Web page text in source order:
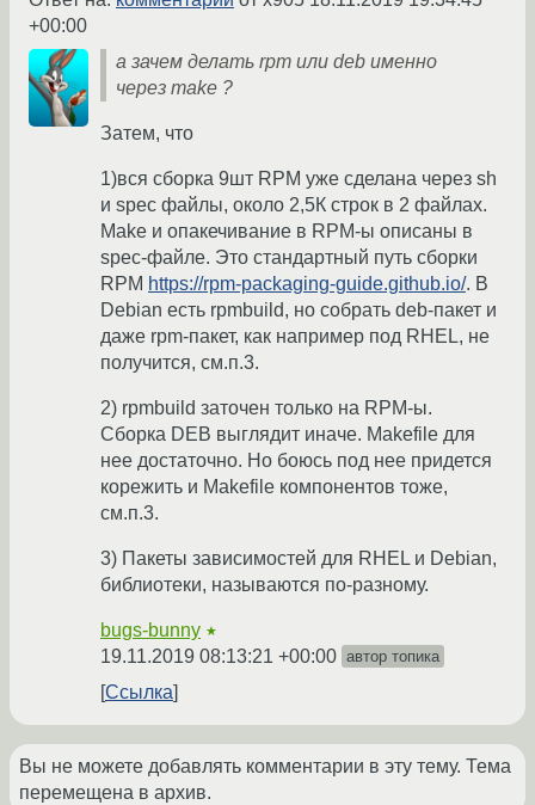
+00:00
а зачем делать rpm или deb именно
через make ?
Затем, что
1)вся сборка 9шт RPM уже сделана через sh
и spec файлы, около 2,5К строк в 2 файлах.
Make и опакечивание в RPM-ы описаны в
spec-файле. Это стандартный путь сборки
RPM https://rpm-packaging-guide.github.io/. В
Debian есть rpmbuild, но собрать deb-пакет и
даже rpm-пакет, как например под RHEL, не
получится, см.п.3.
2) rpmbuild заточен только на RPM-ы.
Сборка DEB выглядит иначе. Makefile для
нее достаточно. Но боюсь под нее придется
корежить и Makefile компонентов тоже,
см.п.3.
3) Пакеты зависимостей для RHEL и Debian,
библиотеки, называются по-разному.
bugs-bunny ★
19.11.2019 08:13:21 +00:00 автор топика
Ссылка
Вы не можете добавлять комментарии в эту тему. Тема
перемещена в архив.